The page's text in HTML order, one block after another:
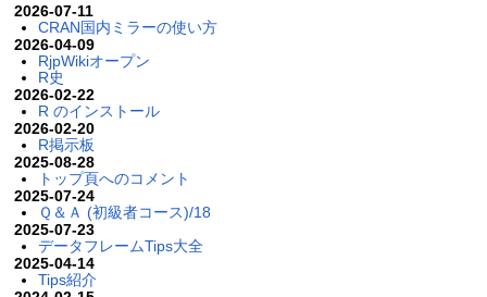
2026-07-11
CRAN国内ミラーの使い方
2026-04-09
RjpWikiオープン
R史
2026-02-22
R のインストール
2026-02-20
R掲示板
2025-08-28
トップ頁へのコメント
2025-07-24
Ｑ＆Ａ (初級者コース)/18
2025-07-23
データフレームTips大全
2025-04-14
Tips紹介